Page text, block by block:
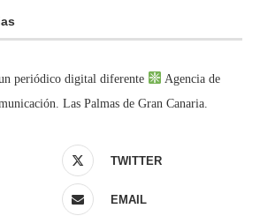
periódico digital diferente
Agencia de
Las Palmas de Gran Canaria.
TWITTER
EMAIL